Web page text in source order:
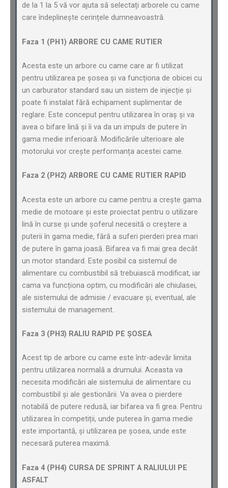
de la 1 la 5 vă vor ajuta să selectați arborele cu came
care îndeplinește cerințele dumneavoastră.
Faza 1 (PH1) ARBORE CU CAME RUTIER
Acesta este un arbore cu came care ar fi utilizat
pentru utilizarea pe șosea și va funcționa de obicei cu
un carburator standard sau un sistem de injecție și
poate fi instalat fără echipament suplimentar de
reglare. Este conceput pentru utilizarea în oraș și va
avea o bifare lină și îi va da un impuls de putere în
gama medie inferioară. Modificările ulterioare ale
motorului vor crește performanța acestei came.
Faza 2 (PH2) ARBORE CU CAME RUTIER RAPID
Acesta este un arbore cu came pentru a crește gama
medie de motoare și este proiectat pentru o utilizare
lină în curse și unde șoferul necesită o creștere a
puterii în gama medie, fără a suferi pierderi prea mari
de putere în gama joasă. Bifarea va fi mai grea decât
un motor standard. Este posibil ca sistemul de
alimentare cu combustibil să trebuiască modificat, iar
cama va funcționa optim, cu modificări ale chiulasei,
ale sistemului de admisie / evacuare și, eventual, ale
sistemului de management.
Faza 3 (PH3) RALIU RAPID PE ȘOSEA
Acest tip de arbore cu came este într-adevăr limita
pentru utilizarea normală a drumului. Aceasta va
necesita modificări ale sistemului de alimentare cu
combustibil și ale gestionării. Va avea o pierdere
notabilă de putere redusă, iar bifarea va fi grea. Pentru
utilizarea în competiții, unde puterea în gama medie
este importantă, și utilizarea pe șosea, unde este
necesară puterea maximă.
Faza 4 (PH4) CURSA DE SPRINT A RALIULUI PE
ASFALT